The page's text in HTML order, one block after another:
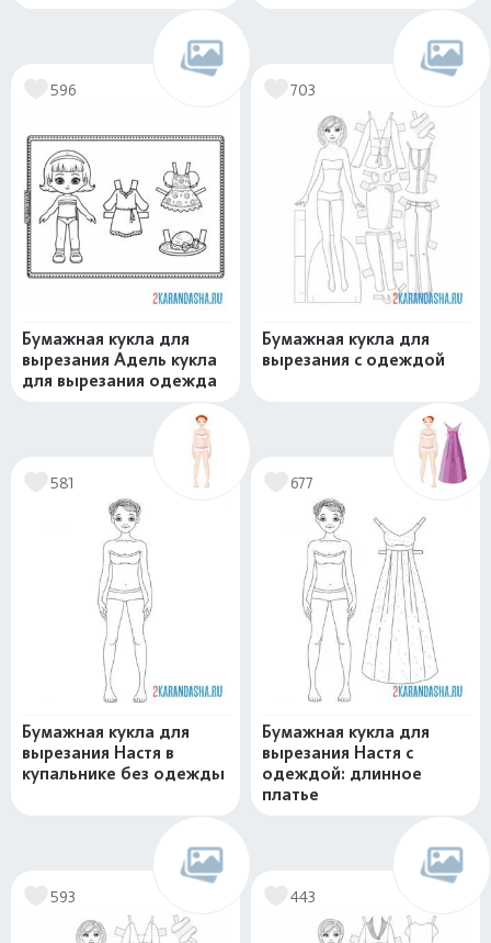
596
Бумажная кукла для
вырезания Адель кукла
для вырезания одежда
703
Бумажная кукла для
вырезания с одеждой
581
Бумажная кукла для
вырезания Настя в
купальнике без одежды
677
Бумажная кукла для
вырезания Настя с
одеждой: длинное
платье
593 443